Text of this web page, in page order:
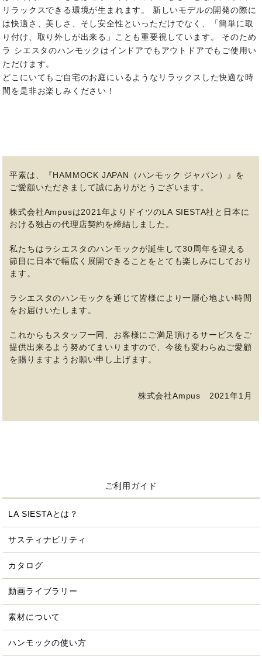
リラックスできる環境が生まれます。 新しいモデルの開発の際に
は快適さ、美しさ、そし安全性といっただけでなく、「簡単に取
り付け、取り外しが出来る」ことも重要視しています。 そのため
ラ シエスタのハンモックはインドアでもアウトドアでもご使用い
ただけます。
どこにいてもご自宅のお庭にいるようなリラックスした快適な時
間を是非お楽しみください！
平素は、『HAMMOCK JAPAN（ハンモック ジャパン）』を
ご愛顧いただきまして誠にありがとうございます。
株式会社Ampusは2021年よりドイツのLA SIESTA社と日本に
おける独占の代理店契約を締結しました。
私たちはラシエスタのハンモックが誕生して30周年を迎える
節目に日本で幅広く展開できることをとても楽しみにしており
ます。
ラシエスタのハンモックを通じて皆様により一層心地よい時間
をお届けいたします。
これからもスタッフ一同、お客様にご満足頂けるサービスをご
提供出来るよう努めてまいりますので、今後も変わらぬご愛顧
を賜りますようお願い申し上げます。
株式会社Ampus 2021年1月
ご利用ガイド
LA SIESTAとは？
サスティナビリティ
カタログ
動画ライブラリー
素材について
ハンモックの使い方